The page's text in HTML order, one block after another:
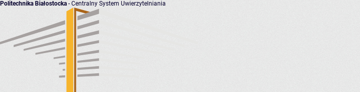
Politechnika Białostocka - Centralny System Uwierzytelniania